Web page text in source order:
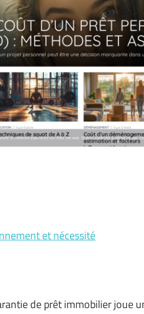
et nécessité
de prêt immobilier